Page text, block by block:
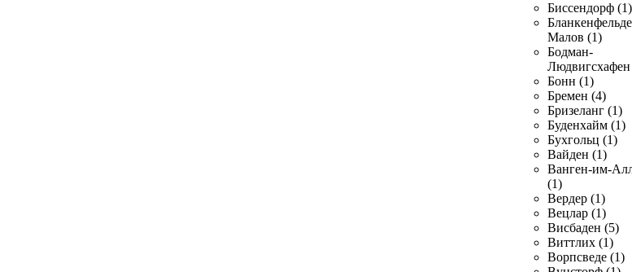
Биссендорф (1)
Малов (1)
Бодман-
Людвигсхафен
Бонн (1)
Бремен (4)
Бризеланг (1)
Буденхайм (1)
Бухгольц (1)
Вайден (1)
Ванген-им-
(1)
Вердер (1)
Вецлар (1)
Висбаден (5)
Виттлих (1)
Ворпсведе (1)